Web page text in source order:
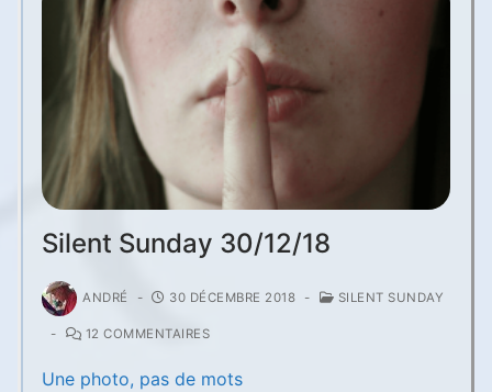
Silent Sunday 30/12/18
ANDRÉ - 30 DÉCEMBRE 2018 - SILENT SUNDAY
- 12 COMMENTAIRES
Une photo, pas de mots